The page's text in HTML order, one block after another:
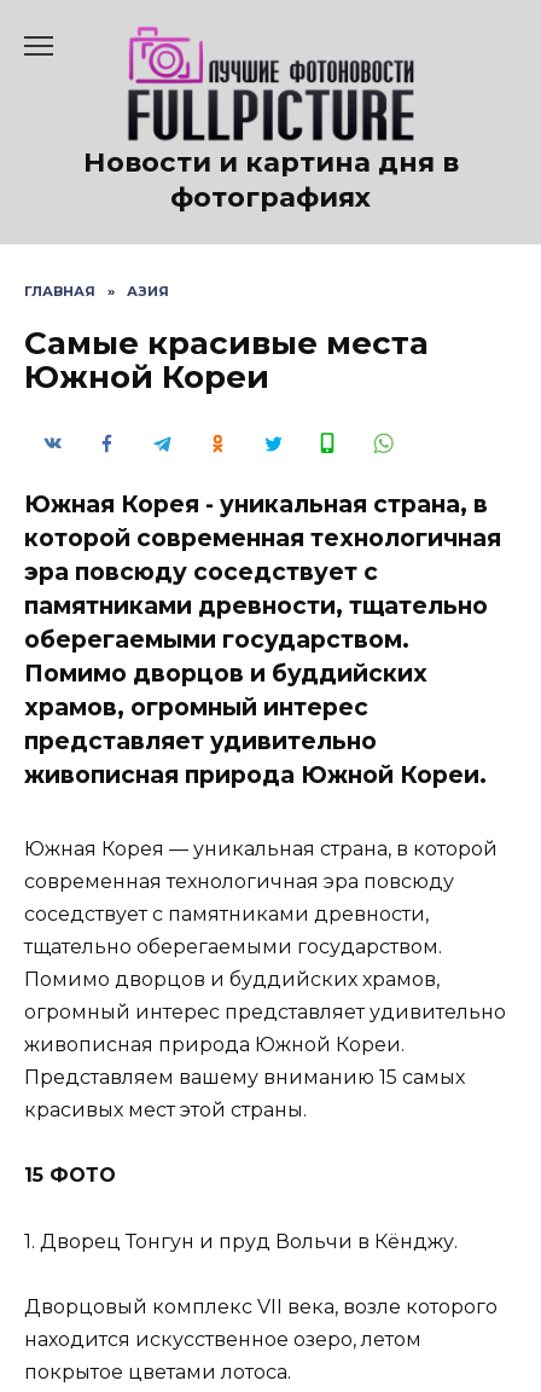
содержанию
Новости и картина дня в
фотографиях
ГЛАВНАЯ » АЗИЯ
Самые красивые места
Южной Кореи
Южная Корея - уникальная страна, в
которой современная технологичная
эра повсюду соседствует с
памятниками древности, тщательно
оберегаемыми государством.
Помимо дворцов и буддийских
храмов, огромный интерес
представляет удивительно
живописная природа Южной Кореи.
Южная Корея — уникальная страна, в которой
современная технологичная эра повсюду
соседствует с памятниками древности,
тщательно оберегаемыми государством.
Помимо дворцов и буддийских храмов,
огромный интерес представляет удивительно
живописная природа Южной Кореи.
Представляем вашему вниманию 15 самых
красивых мест этой страны.
15 ФОТО
1. Дворец Тонгун и пруд Вольчи в Кёнджу.
Дворцовый комплекс VII века, возле которого
находится искусственное озеро, летом
покрытое цветами лотоса.